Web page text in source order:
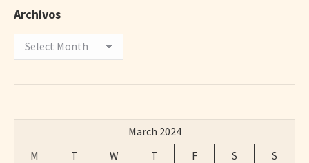
Archivos
Archivos
March 2024
M
T W T F S
S